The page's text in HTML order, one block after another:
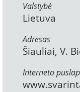
Valstybė
Lietuva
Adresas
Šiauliai, V.
Interneto